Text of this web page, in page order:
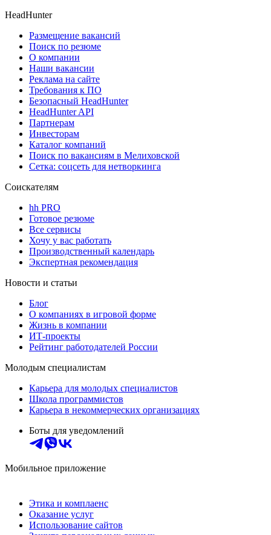
HeadHunter
Размещение вакансий
Поиск по резюме
О компании
Наши вакансии
Реклама на сайте
Требования к ПО
Безопасный HeadHunter
HeadHunter API
Партнерам
Инвесторам
Каталог компаний
Поиск по вакансиям в Мелиховской
Сетка: соцсеть для нетворкинга
Соискателям
hh PRO
Готовое резюме
Все сервисы
Хочу у вас работать
Производственный календарь
Экспертная рекомендация
Новости и статьи
Блог
О компаниях в игровой форме
Жизнь в компании
ИТ-проекты
Рейтинг работодателей России
Молодым специалистам
Карьера для молодых специалистов
Школа программистов
Карьера в некоммерческих организациях
Боты для уведомлений
Мобильное приложение
Этика и комплаенс
Оказание услуг
Использование сайтов